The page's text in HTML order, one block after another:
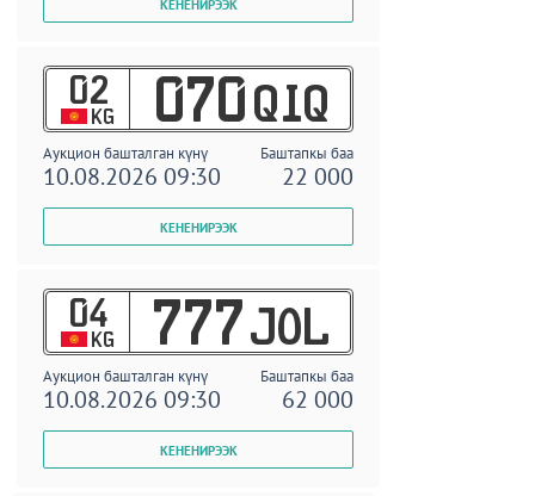
02
KG 070 QIQ
Аукцион башталган күнү Баштапкы баа
10.08.2026 09:30 22 000
04
KG 777 JOL
Аукцион башталган күнү Баштапкы баа
10.08.2026 09:30 62 000